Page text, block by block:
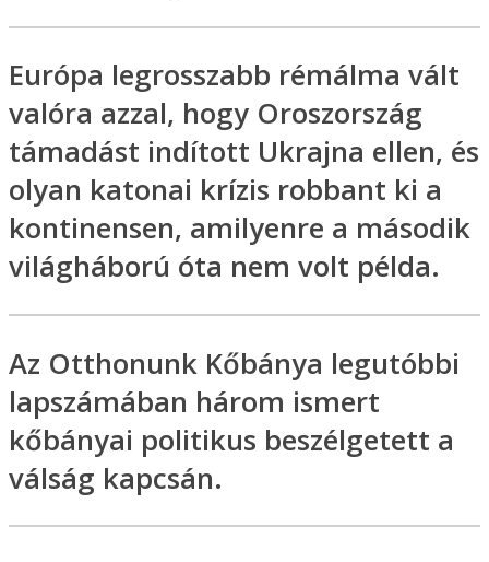
Európa legrosszabb rémálma vált
valóra azzal, hogy Oroszország
támadást indított Ukrajna ellen, és
olyan katonai krízis robbant ki a
kontinensen, amilyenre a második
világháború óta nem volt példa.
Az Otthonunk Kőbánya legutóbbi
lapszámában három ismert
kőbányai politikus beszélgetett a
válság kapcsán.